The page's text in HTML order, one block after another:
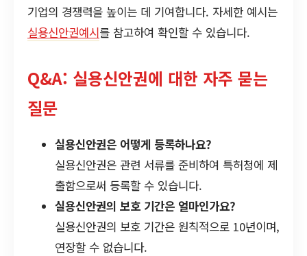
기업의 경쟁력을 높이는 데 기여합니다. 자세한 예시는
실용신안권예시를 참고하여 확인할 수 있습니다.
Q&A: 실용신안권에 대한 자주 묻는
질문
실용신안권은 어떻게 등록하나요?
실용신안권은 관련 서류를 준비하여 특허청에 제
출함으로써 등록할 수 있습니다.
실용신안권의 보호 기간은 얼마인가요?
실용신안권의 보호 기간은 원칙적으로 10년이며,
연장할 수 없습니다.